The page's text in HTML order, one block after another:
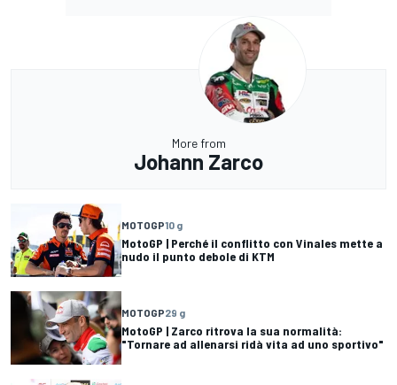
More from
Johann Zarco
MOTOGP10 g
MotoGP | Perché il conflitto con Vinales mette a
nudo il punto debole di KTM
MOTOGP29 g
MotoGP | Zarco ritrova la sua normalità:
"Tornare ad allenarsi ridà vita ad uno sportivo"